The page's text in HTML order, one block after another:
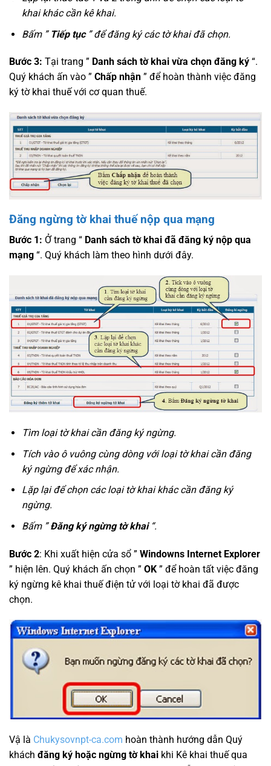
khai khác cần kê khai.
Bấm ” Tiếp tục” để đăng ký các tờ khai đã chọn.
Bước 3: Tại trang ” Danh sách tờ khai vừa chọn đăng ký “.
Quý khách ấn vào ” Chấp nhận ” để hoàn thành việc đăng
ký tờ khai thuế với cơ quan thuế.
Đăng ngừng tờ khai thuế nộp qua mạng
Bước 1: Ở trang “ Danh sách tờ khai đã đăng ký nộp qua
mạng “. Quý khách làm theo hình dưới đây.
Tìm loại tờ khai cần đăng ký ngừng.
Tích vào ô vuông cùng dòng với loại tờ khai cần đăng
ký ngừng để xác nhận.
Lặp lại để chọn các loại tờ khai khác cần đăng ký
ngừng.
Bấm ”Đăng ký ngừng tờ khai“.
Bước 2: Khi xuất hiện cửa sổ ” Windowns Internet Explorer
” hiện lên. Quý khách ấn chọn ” OK ” để hoàn tất việc đăng
ký ngừng kê khai thuế điện tử với loại tờ khai đã được
chọn.
Vậ là Chukysovnpt-ca.com hoàn thành hướng dẫn Quý
khách đăng ký hoặc ngừng tờ khai khi Kê khai thuế qua